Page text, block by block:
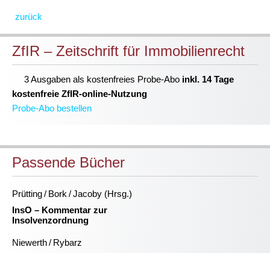
zurück
ZfIR – Zeitschrift für Immobilienrecht
3 Ausgaben als kostenfreies Probe-Abo inkl. 14 Tage
kostenfreie ZfIR-online-Nutzung
Probe-Abo bestellen
Passende Bücher
Prütting / Bork / Jacoby (Hrsg.)
InsO – Kommentar zur
Insolvenzordnung
Niewerth / Rybarz